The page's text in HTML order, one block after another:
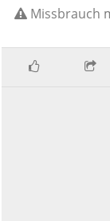
Missbrauch